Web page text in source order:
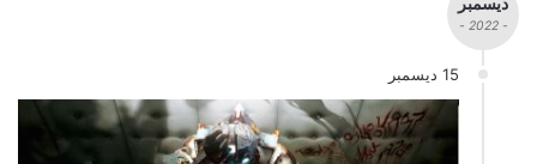
- 2022 -
15 ديسمبر